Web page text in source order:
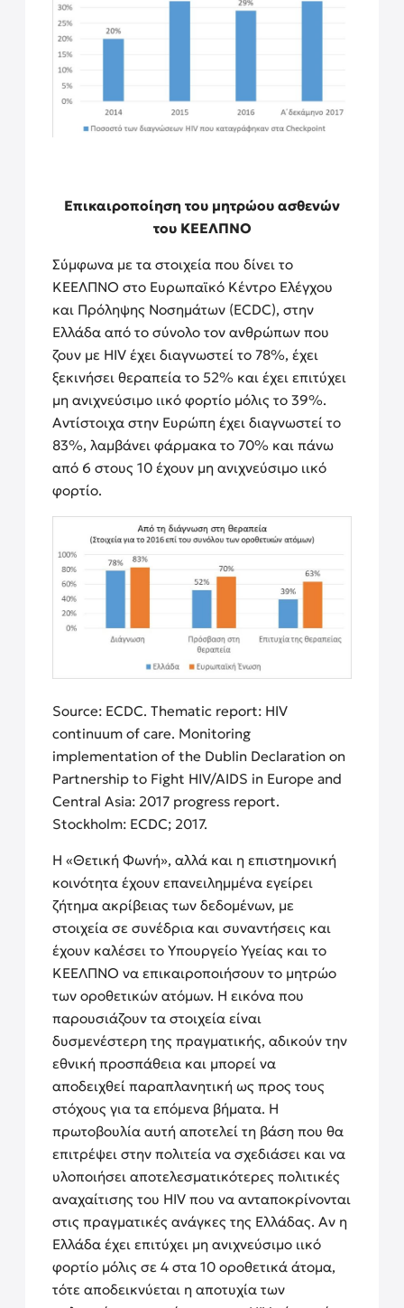
Επικαιροποίηση του μητρώου ασθενών
του ΚΕΕΛΠΝΟ
Σύμφωνα με τα στοιχεία που δίνει το
ΚΕΕΛΠΝΟ στο Ευρωπαϊκό Κέντρο Ελέγχου
και Πρόληψης Νοσημάτων (ECDC), στην
Ελλάδα από το σύνολο τον ανθρώπων που
ζουν με HIV έχει διαγνωστεί το 78%, έχει
ξεκινήσει θεραπεία το 52% και έχει επιτύχει
μη ανιχνεύσιμο ιικό φορτίο μόλις το 39%.
Αντίστοιχα στην Ευρώπη έχει διαγνωστεί το
83%, λαμβάνει φάρμακα το 70% και πάνω
από 6 στους 10 έχουν μη ανιχνεύσιμο ιικό
φορτίο.
Source: ECDC. Thematic report: HIV
continuum of care. Monitoring
implementation of the Dublin Declaration on
Partnership to Fight HIV/AIDS in Europe and
Central Asia: 2017 progress report.
Stockholm: ECDC; 2017.
Η «Θετική Φωνή», αλλά και η επιστημονική
κοινότητα έχουν επανειλημμένα εγείρει
ζήτημα ακρίβειας των δεδομένων, με
στοιχεία σε συνέδρια και συναντήσεις και
έχουν καλέσει το Υπουργείο Υγείας και το
ΚΕΕΛΠΝΟ να επικαιροποιήσουν το μητρώο
των οροθετικών ατόμων. Η εικόνα που
παρουσιάζουν τα στοιχεία είναι
δυσμενέστερη της πραγματικής, αδικούν την
εθνική προσπάθεια και μπορεί να
αποδειχθεί παραπλανητική ως προς τους
στόχους για τα επόμενα βήματα. Η
πρωτοβουλία αυτή αποτελεί τη βάση που θα
επιτρέψει στην πολιτεία να σχεδιάσει και να
υλοποιήσει αποτελεσματικότερες πολιτικές
αναχαίτισης του HIV που να ανταποκρίνονται
στις πραγματικές ανάγκες της Ελλάδας. Αν η
Ελλάδα έχει επιτύχει μη ανιχνεύσιμο ιικό
φορτίο μόλις σε 4 στα 10 οροθετικά άτομα,
τότε αποδεικνύεται η αποτυχία των